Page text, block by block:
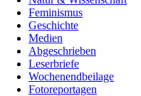
Feminismus
Geschichte
Medien
Abgeschrieben
Leserbriefe
Wochenendbeilage
Fotoreportagen